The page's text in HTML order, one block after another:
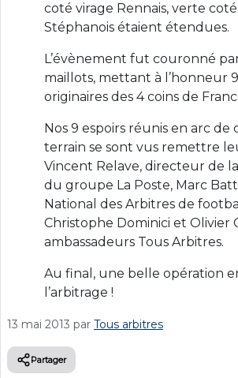
coté virage Rennais, verte
Stéphanois étaient étendues.
L’évènement fut couronné
maillots, mettant à l’honneur
originaires des 4 coins de
Nos 9 espoirs réunis en arc
terrain se sont vus remettre
Vincent Relave, directeur de
du groupe La Poste, Marc
National des Arbitres de
Christophe Dominici et Olivier
ambassadeurs Tous Arbitres.
Au final, une belle opération
l’arbitrage !
13 mai 2013 par Tous arbitres
Partager